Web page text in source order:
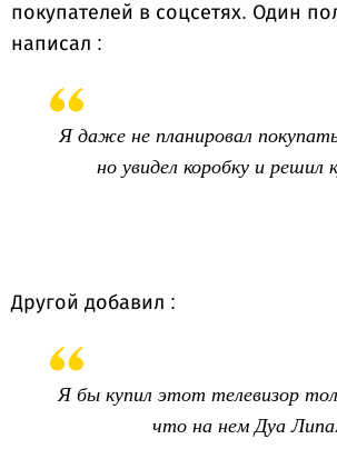
покупателей в соцсетях. Один
написал :
Я даже не планировал
но увидел коробку и решил
Другой добавил :
Я бы купил этот телевизор
что на нем Дуа